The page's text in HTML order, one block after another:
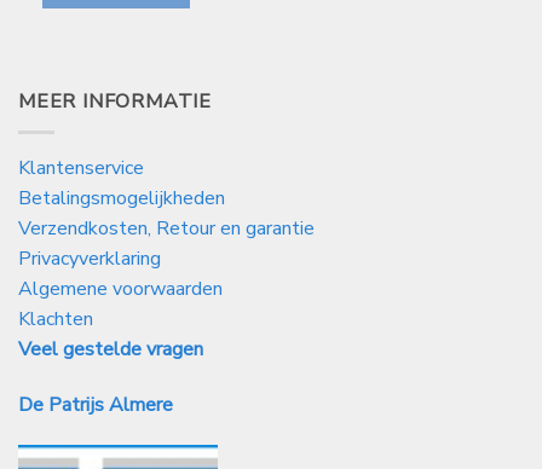
MEER INFORMATIE
Klantenservice
Betalingsmogelijkheden
Verzendkosten, Retour en garantie
Privacyverklaring
Algemene voorwaarden
Klachten
Veel gestelde vragen
De Patrijs Almere